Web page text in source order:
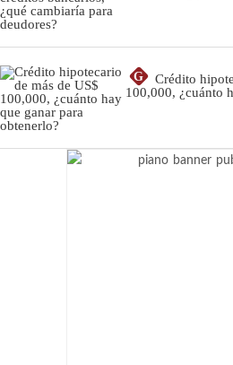
G
Crédito
100,000, ¿cuánto